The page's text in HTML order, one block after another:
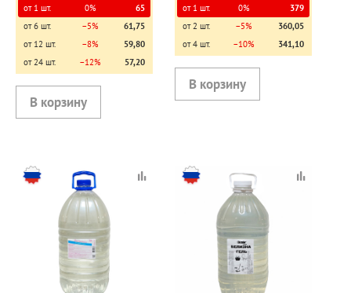
от 1 шт. 0%
65
от 6 шт.
−5%
61,75
от 12 шт.
−8%
59,80
от 24 шт.
−12% 57,20
от 1 шт. 0%
379
от 2 шт.
−5%
360,05
от 4 шт.
−10% 341,10